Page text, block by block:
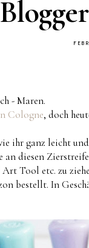
- Maren.
Cologne, doch
ihr ganz leicht
diesen
Tool etc. zu
bestellt. In